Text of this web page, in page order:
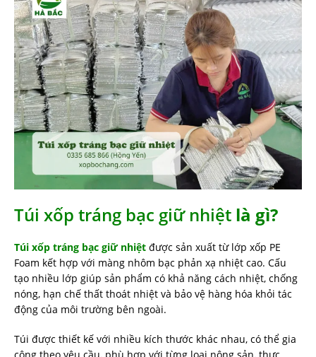
Túi xốp tráng bạc giữ nhiệt là gì?
Túi xốp tráng bạc giữ nhiệt được sản xuất từ lớp xốp PE
Foam kết hợp với màng nhôm bạc phản xạ nhiệt cao. Cấu
tạo nhiều lớp giúp sản phẩm có khả năng cách nhiệt, chống
nóng, hạn chế thất thoát nhiệt và bảo vệ hàng hóa khỏi tác
động của môi trường bên ngoài.
Túi được thiết kế với nhiều kích thước khác nhau, có thể gia
công theo yêu cầu, phù hợp với từng loại nông sản, thực